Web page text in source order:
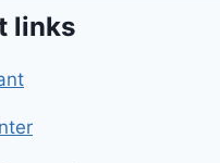
links